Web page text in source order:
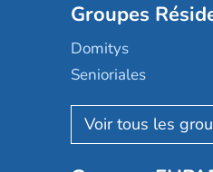
Groupes
Domitys
Senioriales
Nohée
Les Résidentiels